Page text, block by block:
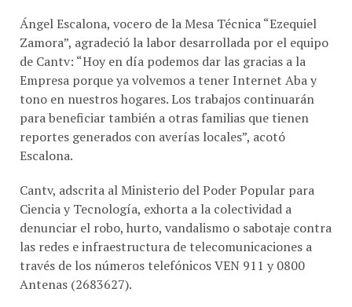
Zamora”, agradeció la labor desarrollada por el equipo
de Cantv: “Hoy en día podemos dar las gracias a la
Empresa porque ya volvemos a tener Internet Aba y
tono en nuestros hogares. Los trabajos continuarán
para beneficiar también a otras familias que tienen
reportes generados con averías locales”, acotó
Escalona.
Ciencia y Tecnología, exhorta a la colectividad a
denunciar el robo, hurto, vandalismo o sabotaje contra
las redes e infraestructura de telecomunicaciones a
través de los números telefónicos VEN 911 y 0800
Antenas (2683627).